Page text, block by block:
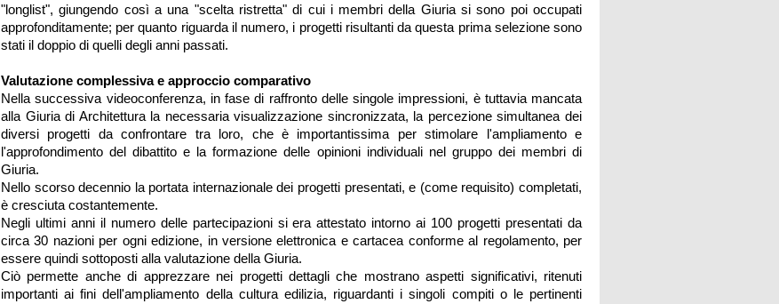
"longlist", giungendo così a una "scelta ristretta" di cui i membri della Giuria si sono poi occupati
approfonditamente; per quanto riguarda il numero, i progetti risultanti da questa prima selezione sono
stati il doppio di quelli degli anni passati.
Valutazione complessiva e approccio comparativo
Nella successiva videoconferenza, in fase di raffronto delle singole impressioni, è tuttavia mancata
alla Giuria di Architettura la necessaria visualizzazione sincronizzata, la percezione simultanea dei
diversi progetti da confrontare tra loro, che è importantissima per stimolare l'ampliamento e
l'approfondimento del dibattito e la formazione delle opinioni individuali nel gruppo dei membri di
Giuria.
Nello scorso decennio la portata internazionale dei progetti presentati, e (come requisito) completati,
è cresciuta costantemente.
Negli ultimi anni il numero delle partecipazioni si era attestato intorno ai 100 progetti presentati da
circa 30 nazioni per ogni edizione, in versione elettronica e cartacea conforme al regolamento, per
essere quindi sottoposti alla valutazione della Giuria.
Ciò permette anche di apprezzare nei progetti dettagli che mostrano aspetti significativi, ritenuti
importanti ai fini dell'ampliamento della cultura edilizia, riguardanti i singoli compiti o le pertinenti